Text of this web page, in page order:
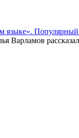
языке».
Варламов рассказал